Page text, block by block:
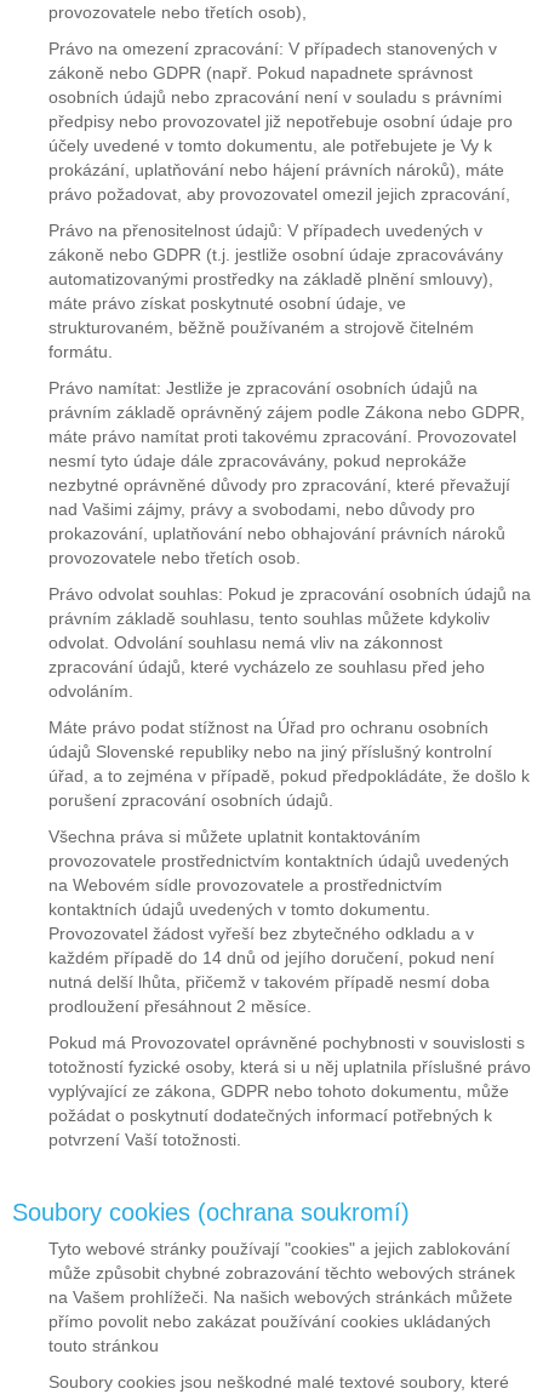
provozovatele nebo třetích osob),
Právo na omezení zpracování: V případech stanovených v
zákoně nebo GDPR (např. Pokud napadnete správnost
osobních údajů nebo zpracování není v souladu s právními
předpisy nebo provozovatel již nepotřebuje osobní údaje pro
účely uvedené v tomto dokumentu, ale potřebujete je Vy k
prokázání, uplatňování nebo hájení právních nároků), máte
právo požadovat, aby provozovatel omezil jejich zpracování,
Právo na přenositelnost údajů: V případech uvedených v
zákoně nebo GDPR (t.j. jestliže osobní údaje zpracovávány
automatizovanými prostředky na základě plnění smlouvy),
máte právo získat poskytnuté osobní údaje, ve
strukturovaném, běžně používaném a strojově čitelném
formátu.
Právo namítat: Jestliže je zpracování osobních údajů na
právním základě oprávněný zájem podle Zákona nebo GDPR,
máte právo namítat proti takovému zpracování. Provozovatel
nesmí tyto údaje dále zpracovávány, pokud neprokáže
nezbytné oprávněné důvody pro zpracování, které převažují
nad Vašimi zájmy, právy a svobodami, nebo důvody pro
prokazování, uplatňování nebo obhajování právních nároků
provozovatele nebo třetích osob.
Právo odvolat souhlas: Pokud je zpracování osobních údajů na
právním základě souhlasu, tento souhlas můžete kdykoliv
odvolat. Odvolání souhlasu nemá vliv na zákonnost
zpracování údajů, které vycházelo ze souhlasu před jeho
odvoláním.
Máte právo podat stížnost na Úřad pro ochranu osobních
údajů Slovenské republiky nebo na jiný příslušný kontrolní
úřad, a to zejména v případě, pokud předpokládáte, že došlo k
porušení zpracování osobních údajů.
Všechna práva si můžete uplatnit kontaktováním
provozovatele prostřednictvím kontaktních údajů uvedených
na Webovém sídle provozovatele a prostřednictvím
kontaktních údajů uvedených v tomto dokumentu.
Provozovatel žádost vyřeší bez zbytečného odkladu a v
každém případě do 14 dnů od jejího doručení, pokud není
nutná delší lhůta, přičemž v takovém případě nesmí doba
prodloužení přesáhnout 2 měsíce.
Pokud má Provozovatel oprávněné pochybnosti v souvislosti s
totožností fyzické osoby, která si u něj uplatnila příslušné právo
vyplývající ze zákona, GDPR nebo tohoto dokumentu, může
požádat o poskytnutí dodatečných informací potřebných k
potvrzení Vaší totožnosti.
Soubory cookies (ochrana soukromí)
Tyto webové stránky používají "cookies" a jejich zablokování
může způsobit chybné zobrazování těchto webových stránek
na Vašem prohlížeči. Na našich webových stránkách můžete
přímo povolit nebo zakázat používání cookies ukládaných
touto stránkou
Soubory cookies jsou neškodné malé textové soubory, které